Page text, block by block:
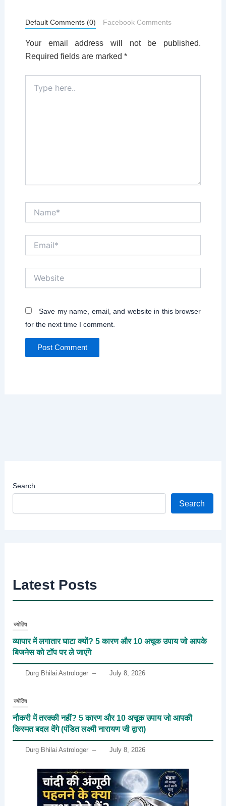
Default Comments (0) Facebook Comments
Your email address will not be published.
Required fields are marked *
here..
Save my name, email, and website in this browser
for the next time I comment.
Search
Search
Latest Posts
ज्योतिष
व्यापार में लगातार घाटा क्यों? 5 कारण और 10 अचूक उपाय जो आपके
बिजनेस को टॉप पर ले जाएंगे
Durg Bhilai Astrologer – July 8, 2026
ज्योतिष
नौकरी में तरक्की नहीं? 5 कारण और 10 अचूक उपाय जो आपकी
किस्मत बदल देंगे (पंडित लक्ष्मी नारायण जी द्वारा)
Durg Bhilai Astrologer – July 8, 2026